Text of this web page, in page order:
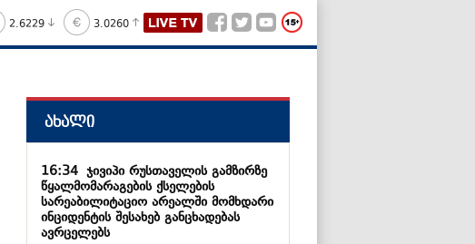
2.6229 3.0260
ახალი
16:34ჯივიპი რუსთაველის გამზირზე
წყალმომარაგების ქსელების
სარეაბილიტაციო არეალში მომხდარი
ინციდენტის შესახებ განცხადებას
ავრცელებს